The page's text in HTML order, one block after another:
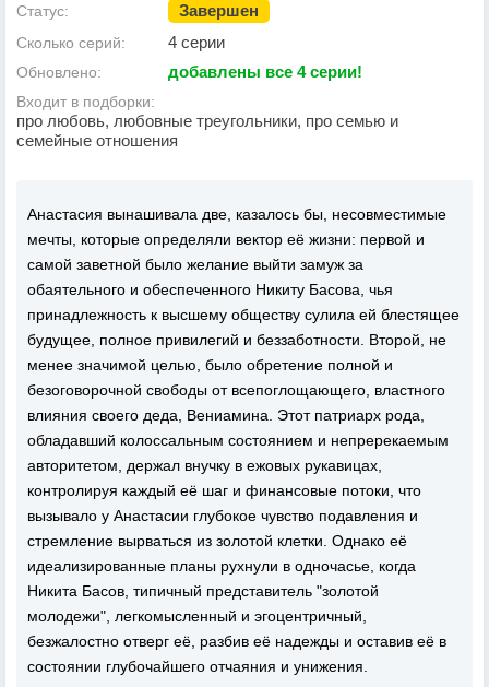
Статус: Завершен
Сколько серий: 4 серии
Обновлено: добавлены все 4 серии!
Входит в подборки:
про любовь, любовные треугольники, про семью и
семейные отношения
Анастасия вынашивала две, казалось бы, несовместимые
мечты, которые определяли вектор её жизни: первой и
самой заветной было желание выйти замуж за
обаятельного и обеспеченного Никиту Басова, чья
принадлежность к высшему обществу сулила ей блестящее
будущее, полное привилегий и беззаботности. Второй, не
менее значимой целью, было обретение полной и
безоговорочной свободы от всепоглощающего, властного
влияния своего деда, Вениамина. Этот патриарх рода,
обладавший колоссальным состоянием и непререкаемым
авторитетом, держал внучку в ежовых рукавицах,
контролируя каждый её шаг и финансовые потоки, что
вызывало у Анастасии глубокое чувство подавления и
стремление вырваться из золотой клетки. Однако её
идеализированные планы рухнули в одночасье, когда
Никита Басов, типичный представитель "золотой
молодежи", легкомысленный и эгоцентричный,
безжалостно отверг её, разбив её надежды и оставив её в
состоянии глубочайшего отчаяния и унижения.